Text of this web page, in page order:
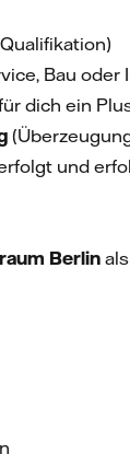
Bau
dich ein
und
Berlin